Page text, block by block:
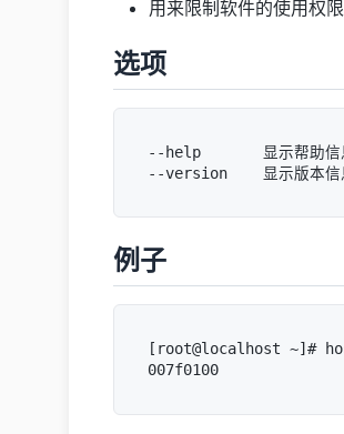
用来限制软件的使用权限
选项
--help       显示帮助信息
例子
[root@localhost ~]#
007f0100